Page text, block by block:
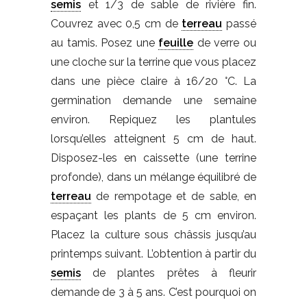
semis et 1/3 de sable de rivière fin.
Couvrez avec 0,5 cm de terreau passé
au tamis. Posez une feuille de verre ou
une cloche sur la terrine que vous placez
dans une pièce claire à 16/20 °C. La
germination demande une semaine
environ. Repiquez les plantules
lorsqu’elles atteignent 5 cm de haut.
Disposez-les en caissette (une terrine
profonde), dans un mélange équilibré de
terreau de rempotage et de sable, en
espaçant les plants de 5 cm environ.
Placez la culture sous châssis jusqu’au
printemps suivant. L’obtention à partir du
semis de plantes prêtes à fleurir
demande de 3 à 5 ans. C’est pourquoi on